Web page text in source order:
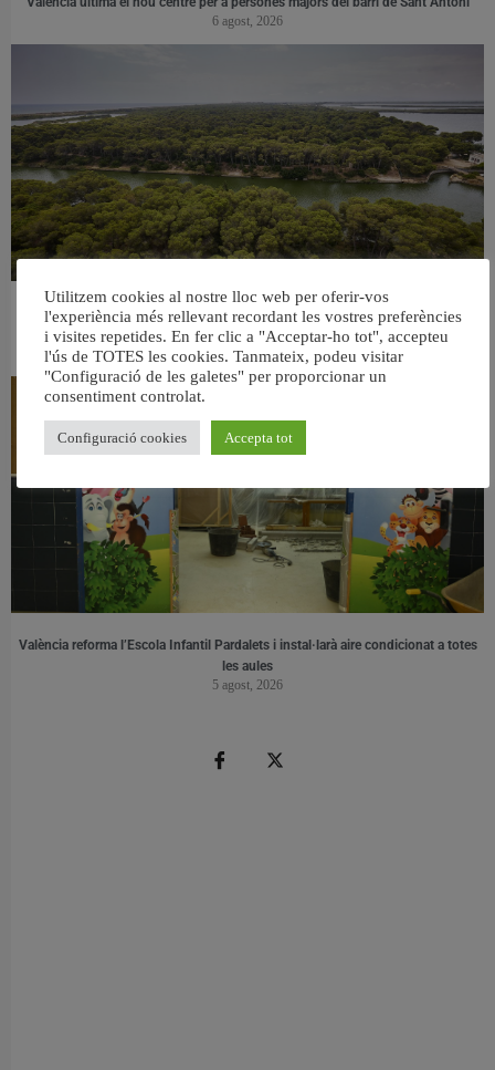
6 agost, 2026
València retira prop de 15.000 litres de residus de la Devesa durant el mes de
juliol
6 agost, 2026
València reforma l’Escola Infantil Pardalets i instal·larà aire condicionat a totes
les aules
5 agost, 2026
Utilitzem cookies al nostre lloc web per oferir-vos
l'experiència més rellevant recordant les vostres preferències
i visites repetides. En fer clic a "Acceptar-ho tot", accepteu
l'ús de TOTES les cookies. Tanmateix, podeu visitar
"Configuració de les galetes" per proporcionar un
consentiment controlat.
Configuració cookies Accepta tot